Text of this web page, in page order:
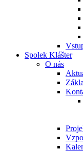
Spolek Klášter
O nás